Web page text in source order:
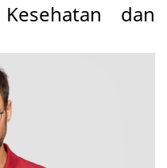
dan